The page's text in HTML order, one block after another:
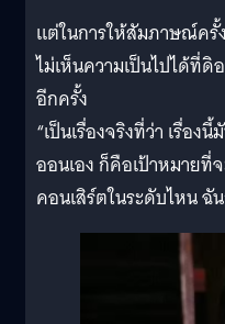
แต่ในการให้สัมภาษณ์ค
ไม่เห็นความเป็นไปได้ที่
อีกครั้ง
“เป็นเรื่องจริงที่ว่า เรื่อ
ออนเอง ก็คือเป้าหมายที่
คอนเสิร์ตในระดับไหน ฉั